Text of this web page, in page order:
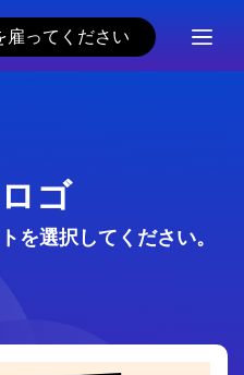
雇ってください
ゴ
を選択してください。